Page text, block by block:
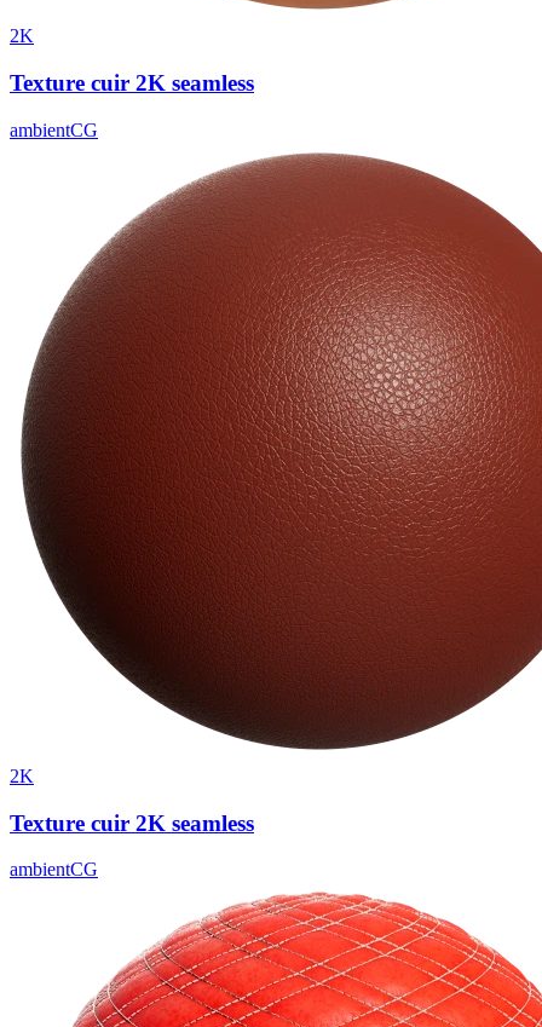
2K
Texture cuir 2K seamless
ambientCG
2K
Texture cuir 2K seamless
ambientCG